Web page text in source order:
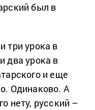
был в
три урока в
два урока в
и еще
Одинаково. А
нету, русский –